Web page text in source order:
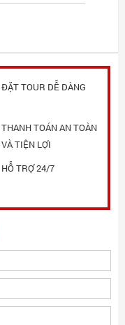
ĐẶT TOUR DỄ DÀNG
THANH TOÁN AN TOÀN
VÀ TIỆN LỢI
HỖ TRỢ 24/7